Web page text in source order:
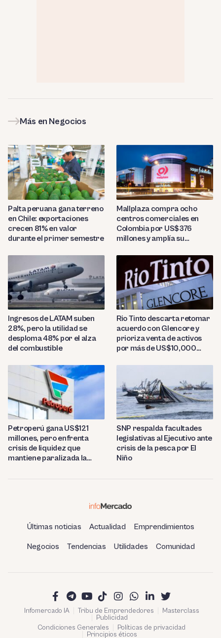
Más en Negocios
Palta peruana gana terreno
en Chile: exportaciones
crecen 81% en valor
durante el primer semestre
Mallplaza compra ocho
centros comerciales en
Colombia por US$376
millones y amplía su
Ingresos de LATAM suben
28%, pero la utilidad se
desploma 48% por el alza
del combustible
Rio Tinto descarta retomar
acuerdo con Glencore y
prioriza venta de activos
por más de US$10,000
Petroperú gana US$121
millones, pero enfrenta
crisis de liquidez que
mantiene paralizada la
SNP respalda facultades
legislativas al Ejecutivo ante
crisis de la pesca por El
Niño
Últimas noticias Actualidad Emprendimientos
Negocios Tendencias Utilidades Comunidad
Infomercado IA Tribu de Emprendedores
Masterclass
Publicidad
Condiciones Generales
Políticas de privacidad
Principios éticos